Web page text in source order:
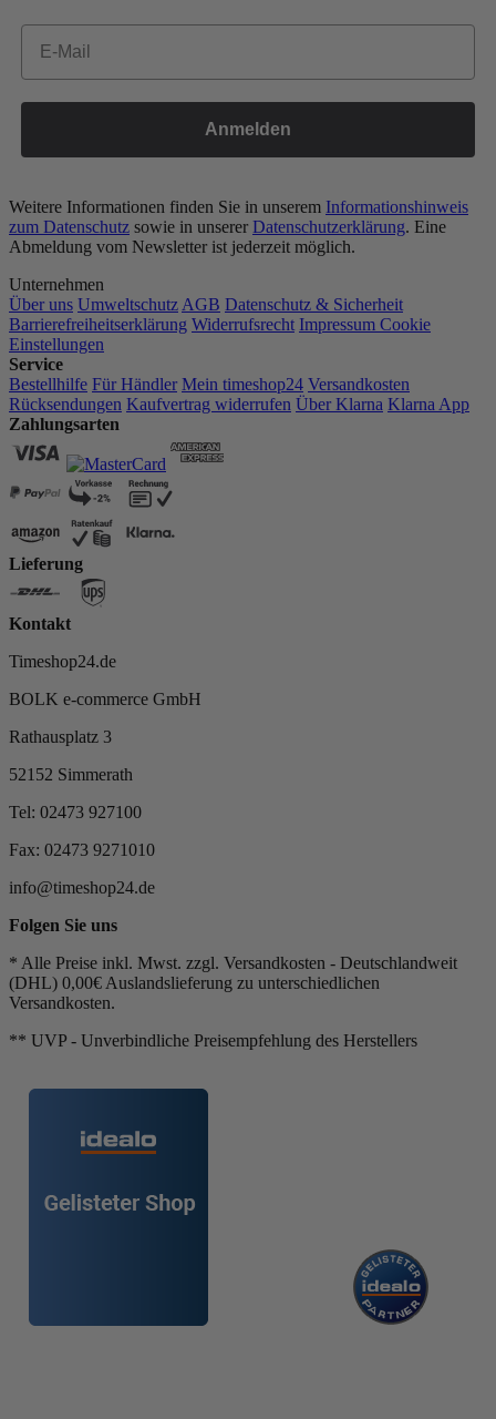
Email
Anmelden
Weitere Informationen finden Sie in unserem Informationshinweis
zum Datenschutz sowie in unserer Datenschutzerklärung. Eine
Abmeldung vom Newsletter ist jederzeit möglich.
Unternehmen
Über uns Umweltschutz AGB Datenschutz & Sicherheit
Barrierefreiheitserklärung Widerrufsrecht Impressum Cookie
Einstellungen
Service
Bestellhilfe Für Händler Mein timeshop24 Versandkosten
Rücksendungen Kaufvertrag widerrufen Über Klarna Klarna App
Zahlungsarten
Lieferung
Kontakt
Timeshop24.de
BOLK e-commerce GmbH
Rathausplatz 3
52152 Simmerath
Tel: 02473 927100
Fax: 02473 9271010
info@timeshop24.de
Folgen Sie uns
* Alle Preise inkl. Mwst. zzgl. Versandkosten - Deutschlandweit
(DHL) 0,00€ Auslandslieferung zu unterschiedlichen
Versandkosten.
** UVP - Unverbindliche Preisempfehlung des Herstellers